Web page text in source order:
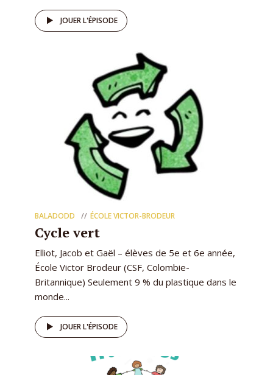
JOUER L'ÉPISODE
BALADODD ÉCOLE VICTOR-BRODEUR
Cycle vert
Elliot, Jacob et Gaël – élèves de 5e et 6e année,
École Victor Brodeur (CSF, Colombie-
Britannique) Seulement 9 % du plastique dans le
monde...
JOUER L'ÉPISODE